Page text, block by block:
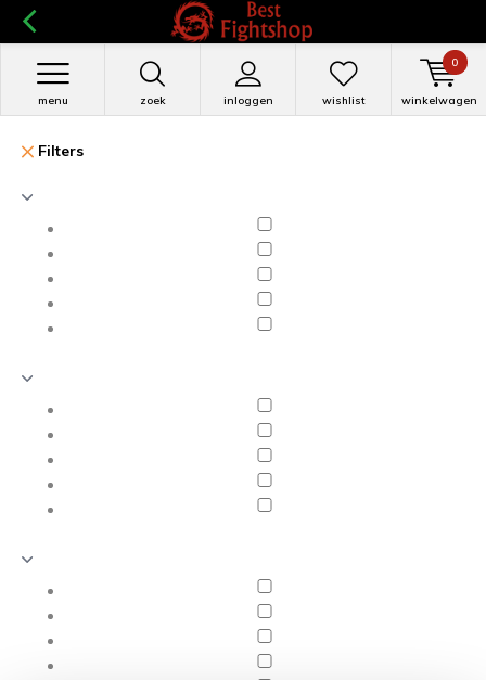
zoek inloggen
menu wishlist winkelwagen
0
Filters